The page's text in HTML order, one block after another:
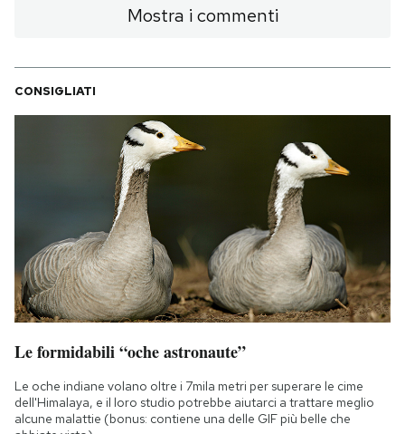
Mostra i commenti
CONSIGLIATI
Le formidabili “oche astronaute”
Le oche indiane volano oltre i 7mila metri per superare le cime
dell'Himalaya, e il loro studio potrebbe aiutarci a trattare meglio
alcune malattie (bonus: contiene una delle GIF più belle che